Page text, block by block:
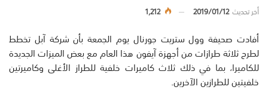
أخر تحديث2019/01/12
1,212
أفادت صحيفة وول ستريت جورنال يوم الجمعة بأن شركة آبل تخطط
لطرح ثلاثة طرازات من أجهزة آيفون هذا العام مع بعض الميزات الجديدة
للكاميرا، بما في ذلك ثلاث كاميرات خلفية للطراز الأغلى وكاميرتين
خلفيتين للطرازين الآخرين.